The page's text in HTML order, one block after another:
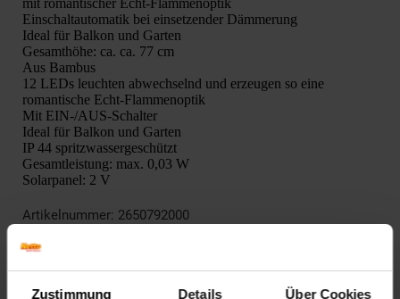
Zustimmung Details Über Cookies
Einschaltautomatik bei einsetzender Dämmerung
Ideal für Balkon und Garten
Gesamthöhe: ca. ca. 77 cm
Aus Bambus
12 LEDs leuchten abwechselnd und erzeugen so eine
romantische Echt-Flammenoptik
Mit EIN-/AUS-Schalter
Ideal für Balkon und Garten
IP 44 spritzwassergeschützt
Gesamtleistung: max. 0,03 W
Solarpanel: 2 V
Artikelnummer: 2650792000
Artikel gehört zur Kategorie: